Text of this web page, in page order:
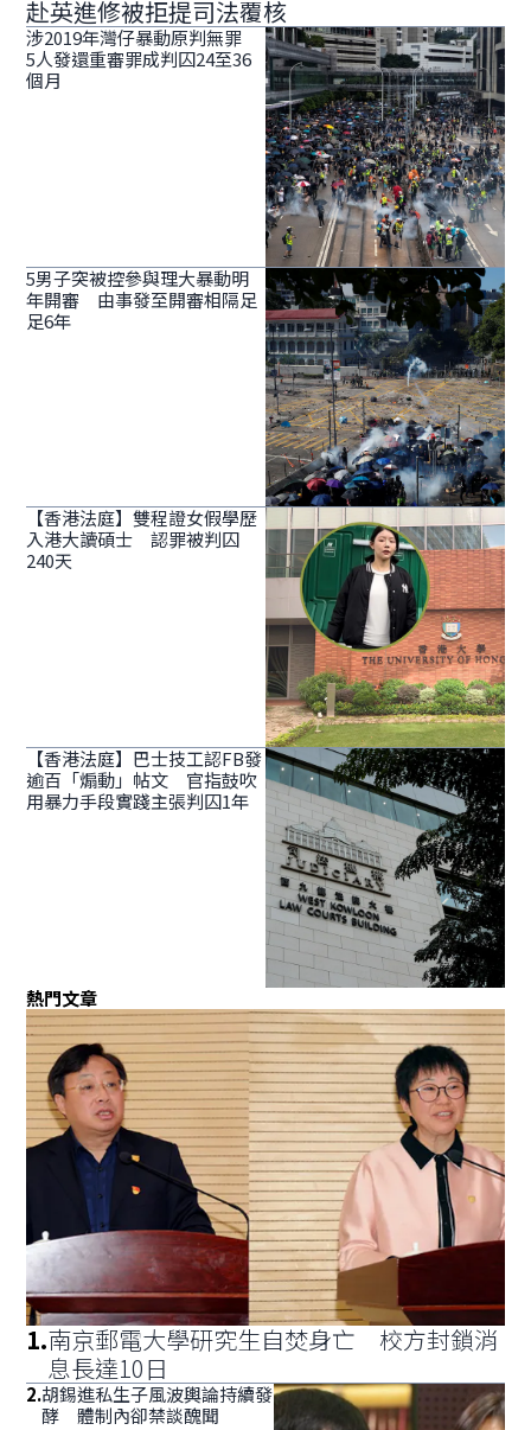
赴英進修被拒提司法覆核
涉2019年灣仔暴動原判無罪
5人發還重審罪成判囚24至36
個月
5男子突被控參與理大暴動明
年開審 由事發至開審相隔足
足6年
【香港法庭】雙程證女假學歷
入港大讀碩士 認罪被判囚
240天
【香港法庭】巴士技工認FB發
逾百「煽動」帖文 官指鼓吹
用暴力手段實踐主張判囚1年
熱門文章
1.南京郵電大學研究生自焚身亡 校方封鎖消
息長達10日
2.胡錫進私生子風波輿論持續發
酵 體制內卻禁談醜聞